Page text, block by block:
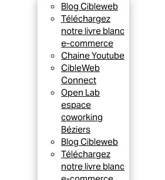
Blog Cibleweb
Téléchargez
notre livre blanc
e-commerce
Chaine Youtube
CibleWeb
Connect
Open Lab
espace
coworking
Béziers
Blog Cibleweb
Téléchargez
notre livre blanc